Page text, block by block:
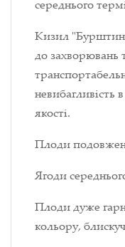
середнього
Кизил
до захворювань
невибагливість
якості.
Плоди
Ягоди
Плоди дуже
кольору,